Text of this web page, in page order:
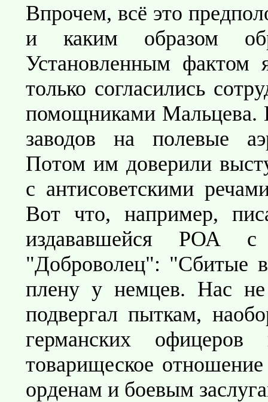
Впрочем, всё это
и каким образом
Установленным фактом
только согласились
помощниками Мальцева.
заводов на полевые
Потом им доверили
с антисоветскими
Вот что, например,
издававшейся РОА
"Доброволец": "Сбитые
плену у немцев. Нас
подвергал пыткам,
германских
товарищеское
орденам и боевым